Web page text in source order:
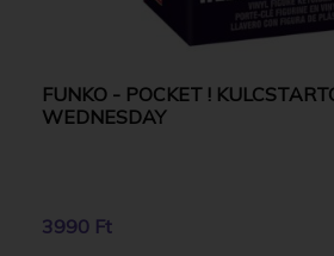
FUNKO - POCKET !
WEDNESDAY
3990 Ft